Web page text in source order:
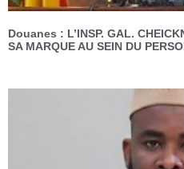
Douanes : L’INSP. GAL.
SA MARQUE AU SEIN DU